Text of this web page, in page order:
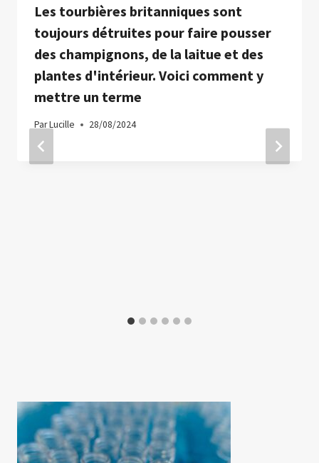
Les tourbières britanniques sont
toujours détruites pour faire pousser
des champignons, de la laitue et des
plantes d'intérieur. Voici comment y
mettre un terme
ParLucille 28/08/2024